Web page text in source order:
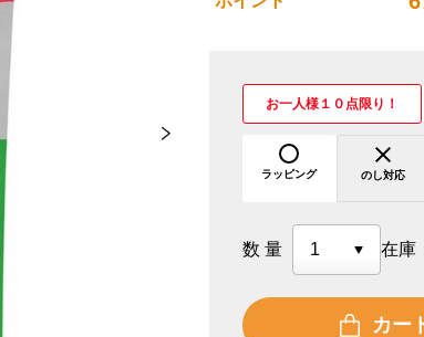
お一人様１０点限り！
ラッピング のし対応
数量 在庫
カー